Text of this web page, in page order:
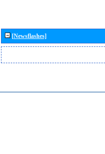
[Newsflashes]